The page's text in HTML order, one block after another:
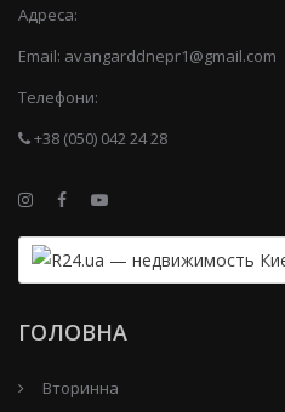
Адреса:
Email: avangarddnepr1@gmail.com
Телефони:
+38 (050) 042 24 28
ГОЛОВНА
Вторинна